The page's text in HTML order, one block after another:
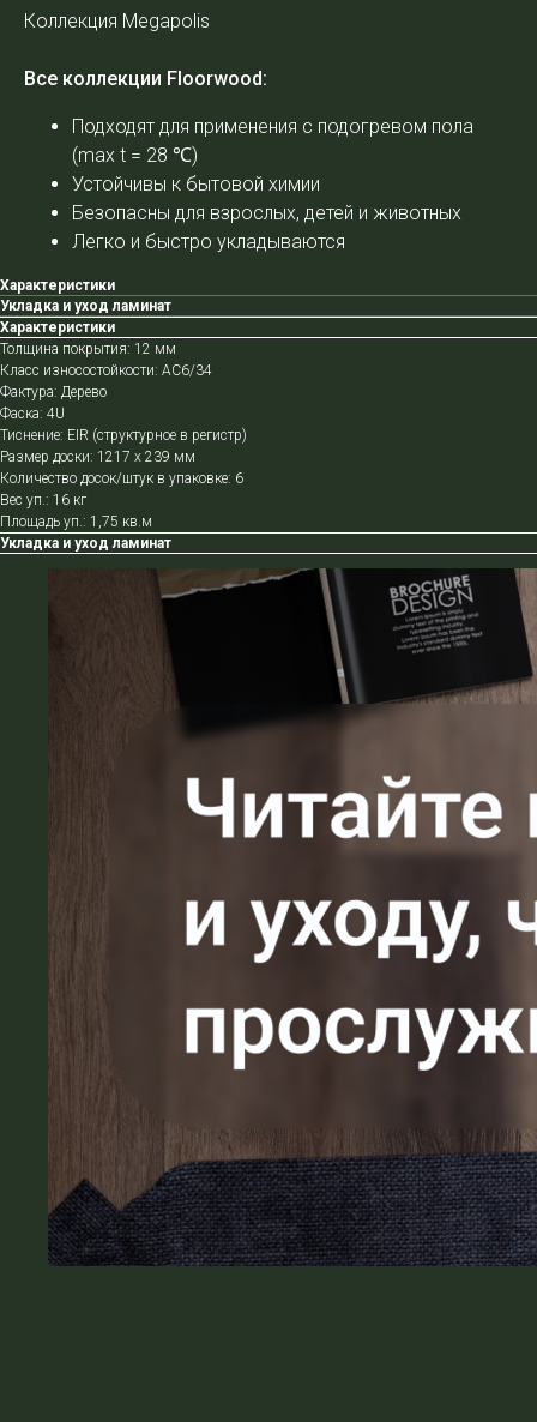
Коллекция Megapolis
Все коллекции Floorwood:
Подходят для применения с подогревом пола
(max t = 28 ℃)
Устойчивы к бытовой химии
Безопасны для взрослых, детей и животных
Легко и быстро укладываются
Характеристики
Укладка и уход ламинат
Характеристики
Толщина покрытия: 12 мм
Класс износостойкости: АС6/34
Фактура: Дерево
Фаска: 4U
Тиснение: EIR (структурное в регистр)
Размер доски: 1217 х 239 мм
Количество досок/штук в упаковке: 6
Вес уп.: 16 кг
Площадь уп.: 1,75 кв.м
Укладка и уход ламинат